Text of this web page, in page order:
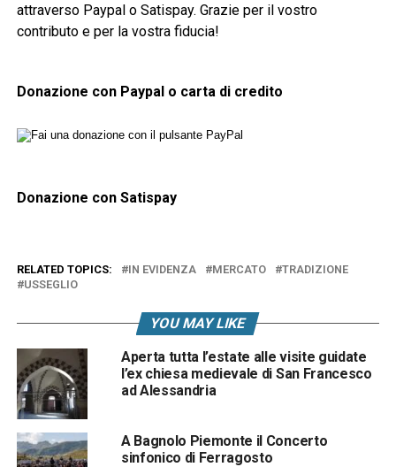
attraverso Paypal o Satispay. Grazie per il vostro
contributo e per la vostra fiducia!
Donazione con Paypal o carta di credito
Donazione con Satispay
RELATED TOPICS: IN EVIDENZA MERCATO
TRADIZIONE
USSEGLIO
YOU MAY LIKE
Aperta tutta l’estate alle visite guidate
l’ex chiesa medievale di San Francesco
ad Alessandria
A Bagnolo Piemonte il Concerto
sinfonico di Ferragosto